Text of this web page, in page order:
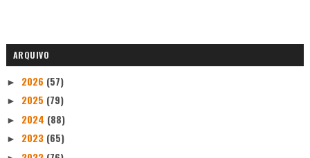
ARQUIVO
► 2026 (57)
► 2025 (79)
► 2024 (88)
► 2023 (65)